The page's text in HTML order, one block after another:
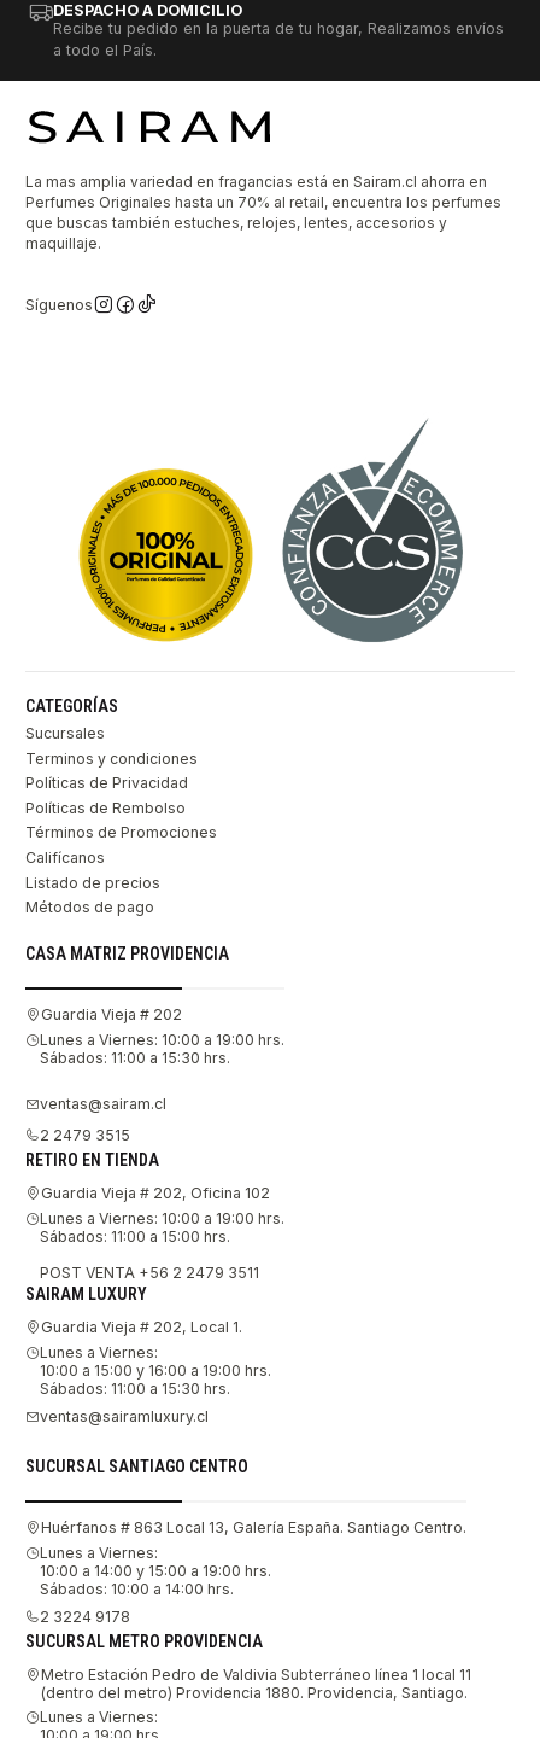
DESPACHO A DOMICILIO
Recibe tu pedido en la puerta de tu hogar, Realizamos envíos
a todo el País.
La mas amplia variedad en fragancias está en Sairam.cl ahorra en
Perfumes Originales hasta un 70% al retail, encuentra los perfumes
que buscas también estuches, relojes, lentes, accesorios y
maquillaje.
Síguenos
CATEGORÍAS
Sucursales
Terminos y condiciones
Políticas de Privacidad
Políticas de Rembolso
Términos de Promociones
Califícanos
Listado de precios
Métodos de pago
CASA MATRIZ PROVIDENCIA
Guardia Vieja # 202
Lunes a Viernes: 10:00 a 19:00 hrs.
Sábados: 11:00 a 15:30 hrs.
ventas@sairam.cl
2 2479 3515
RETIRO EN TIENDA
Guardia Vieja # 202, Oficina 102
Lunes a Viernes: 10:00 a 19:00 hrs.
Sábados: 11:00 a 15:00 hrs.
POST VENTA +56 2 2479 3511
SAIRAM LUXURY
Guardia Vieja # 202, Local 1.
Lunes a Viernes:
10:00 a 15:00 y 16:00 a 19:00 hrs.
Sábados: 11:00 a 15:30 hrs.
ventas@sairamluxury.cl
SUCURSAL SANTIAGO CENTRO
Huérfanos # 863 Local 13, Galería España. Santiago Centro.
Lunes a Viernes:
10:00 a 14:00 y 15:00 a 19:00 hrs.
Sábados: 10:00 a 14:00 hrs.
2 3224 9178
SUCURSAL METRO PROVIDENCIA
Metro Estación Pedro de Valdivia Subterráneo línea 1 local 11
(dentro del metro) Providencia 1880. Providencia, Santiago.
Lunes a Viernes: